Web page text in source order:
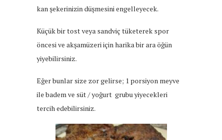
kan şekerinizin düşmesini engelleyecek.
Küçük bir tost veya sandviç tüketerek spor
öncesi ve akşamüzeri için harika bir ara öğün
yiyebilirsiniz.
Eğer bunlar size zor gelirse; 1 porsiyon meyve
ile badem ve süt / yoğurt grubu yiyecekleri
tercih edebilirsiniz.